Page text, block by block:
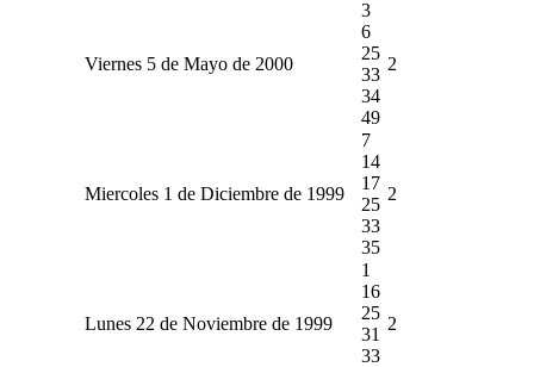
Viernes 5 de Mayo de 2000
3
6
25
33
34
49
2
Miercoles 1 de Diciembre de 1999
7
14
17
25
33
35
2
Lunes 22 de Noviembre de 1999
1
16
25
31
33
2